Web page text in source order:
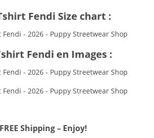
Fendi Size chart :
Fendi en Images :
FREE Shipping – Enjoy!